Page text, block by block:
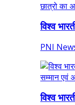
विश्व
PNI
विश्व